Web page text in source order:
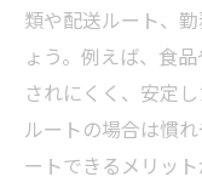
類や配送ルート、
ょう。例えば、食
されにくく、安定
ルートの場合は慣
ートできるメリット